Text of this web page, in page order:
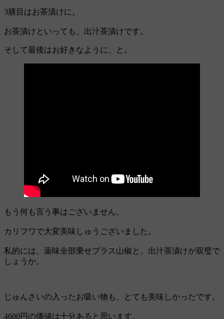
3膳目はお茶漬けに。
お茶漬けといっても、出汁茶漬けです。
そして最後はお好きなように、と。
もう何も言う事はございません。
カリフワで大変美味しゅうございました。
私的には、薬味全部乗せプラス山椒と、出汁茶漬けが双璧で
しょうか。
じゅんさいの入ったお吸い物も、とても美味しかったです。
4600円の価値は十分あると思います。